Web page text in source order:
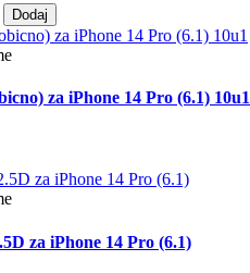
Dodaj
za iPhone 14 Pro (6.1) 10u1
za iPhone 14 Pro (6.1)